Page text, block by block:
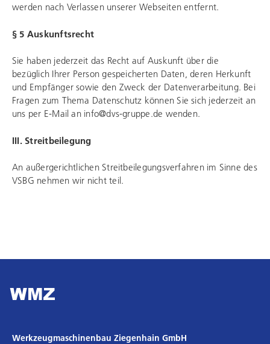
werden nach Verlassen unserer Webseiten entfernt.
§ 5 Auskunftsrecht
Sie haben jederzeit das Recht auf Auskunft über die
bezüglich Ihrer Person gespeicherten Daten, deren Herkunft
und Empfänger sowie den Zweck der Datenverarbeitung. Bei
Fragen zum Thema Datenschutz können Sie sich jederzeit an
uns per E-Mail an info@dvs-gruppe.de wenden.
III. Streitbeilegung
An außergerichtlichen Streitbeilegungsverfahren im Sinne des
VSBG nehmen wir nicht teil.
Werkzeugmaschinenbau Ziegenhain GmbH